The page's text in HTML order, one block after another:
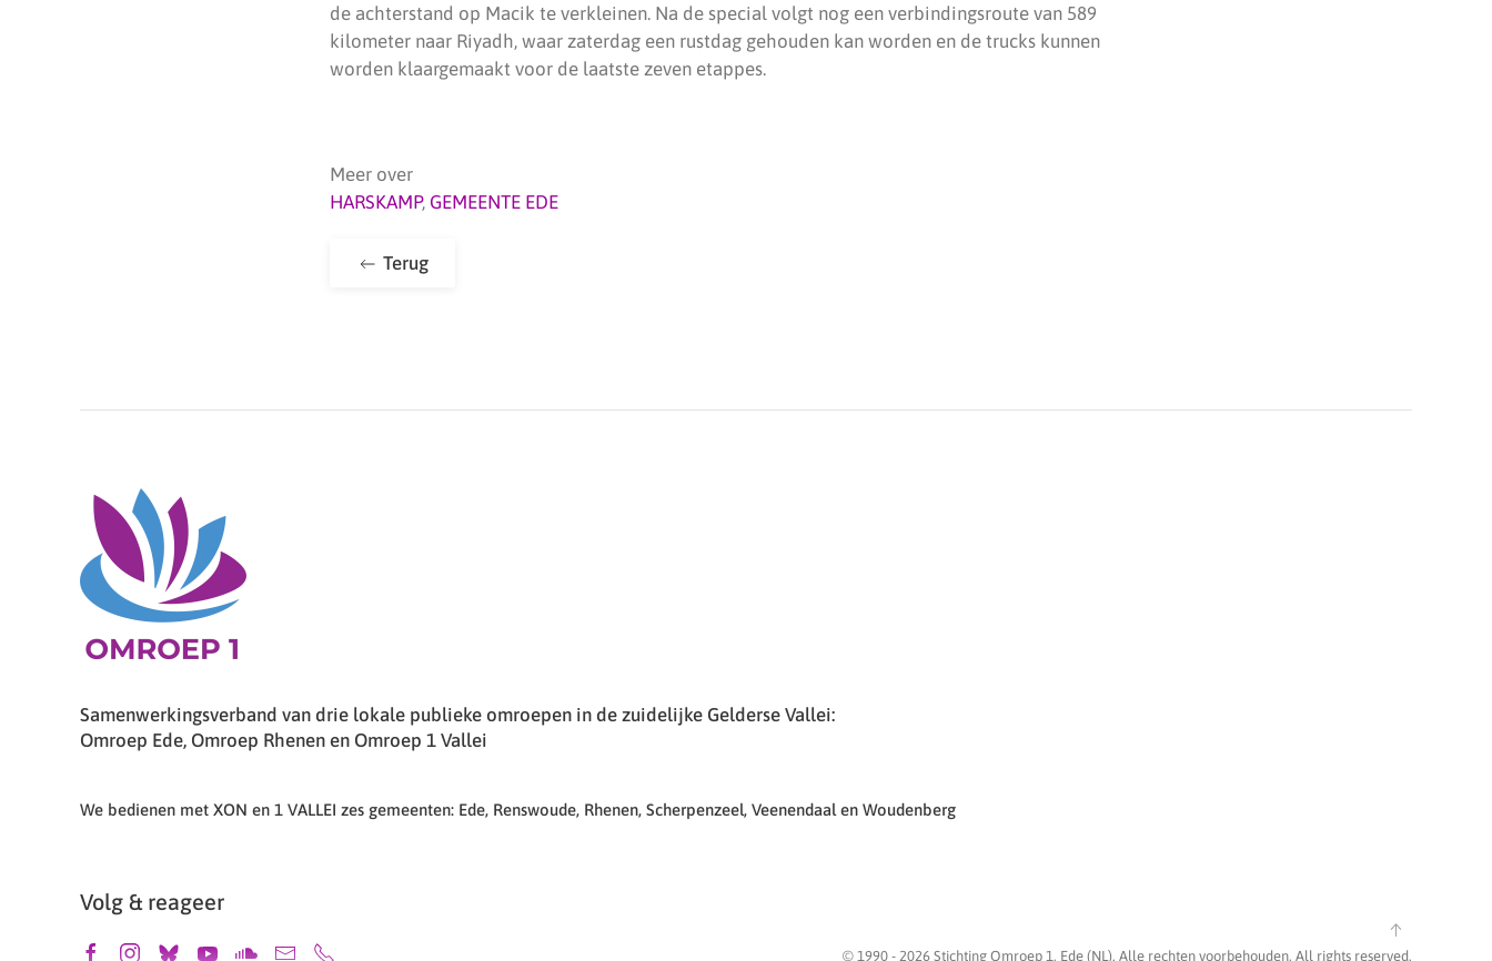
de achterstand op Macik te verkleinen. Na de special volgt nog een verbindingsroute van 589
kilometer naar Riyadh, waar zaterdag een rustdag gehouden kan worden en de trucks kunnen
worden klaargemaakt voor de laatste zeven etappes.
Meer over
HARSKAMP, GEMEENTE EDE
Terug
Samenwerkingsverband van drie lokale publieke omroepen in de zuidelijke Gelderse Vallei:
Omroep Ede, Omroep Rhenen en Omroep 1 Vallei
We bedienen met XON en 1 VALLEI zes gemeenten: Ede, Renswoude, Rhenen, Scherpenzeel, Veenendaal en Woudenberg
Volg & reageer
© 1990 - 2026 Stichting Omroep 1, Ede (NL). Alle rechten voorbehouden. All rights reserved.